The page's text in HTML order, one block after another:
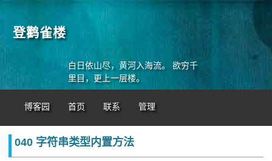
登鹳雀楼
白日依山尽，黄河入海流。 欲穷千
里目，更上一层楼。
博客园 首页 联系 管理
040 字符串类型内置方法